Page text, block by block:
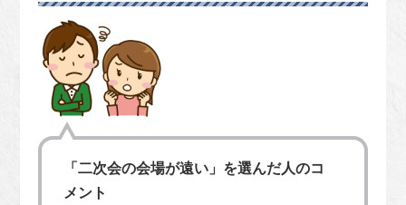
「二次会の会場が遠い」を選んだ人のコ
メント